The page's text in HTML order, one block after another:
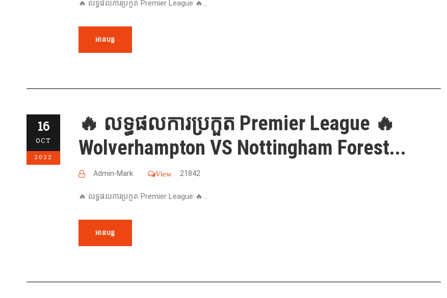
🔥 លទ្ធផលការប្រកួត Premier League 🔥...
អានបន្ត
16
OCT
2022
🔥 លទ្ធផលការប្រកួត Premier League 🔥
Wolverhampton VS Nottingham Forest...
Admin-Mark View 21842
🔥 លទ្ធផលការប្រកួត Premier League 🔥...
អានបន្ត